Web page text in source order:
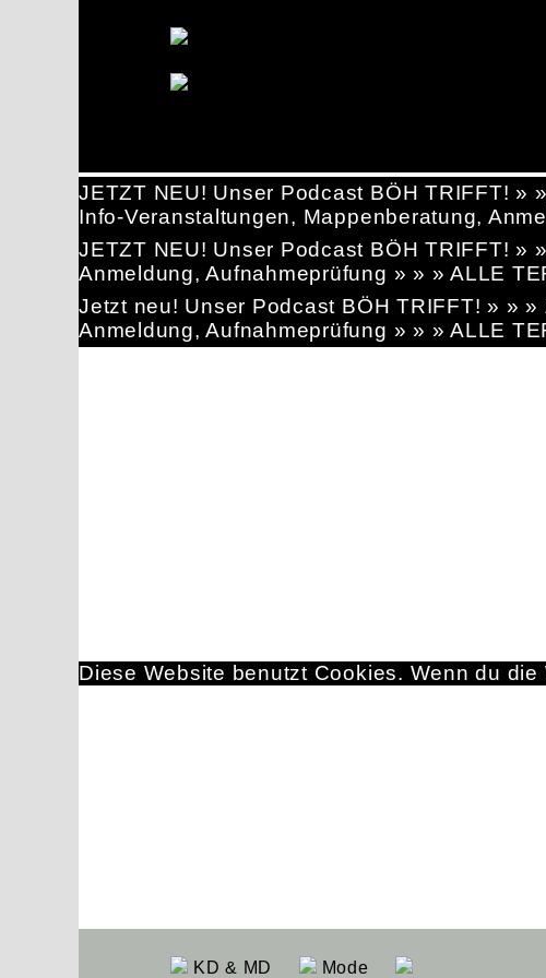
JETZT NEU! Unser Podcast BÖH TRIFFT! »
Info-Veranstaltungen, Mappenberatung,
JETZT NEU! Unser Podcast BÖH TRIFFT! »
Anmeldung, Aufnahmeprüfung » » » ALLE
Jetzt neu! Unser Podcast BÖH TRIFFT! » » »
Anmeldung, Aufnahmeprüfung » » » ALLE
KD & MD Mode
Diese Website benutzt Cookies. Wenn du